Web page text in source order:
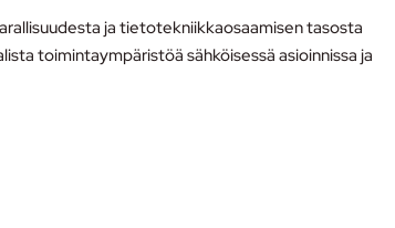
ja tietotekniikkaosaamisen tasosta
toimintaympäristöä sähköisessä asioinnissa ja